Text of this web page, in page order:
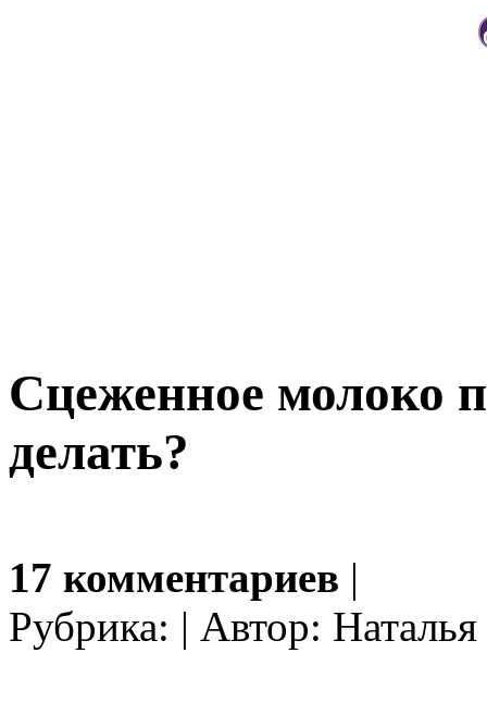
Cцеженное молоко
делать?
17 комментариев |
Рубрика: | Автор: